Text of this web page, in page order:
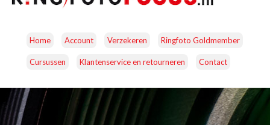
Home Account Verzekeren Ringfoto Goldmember
Cursussen Klantenservice en retourneren Contact
CAMERA’S OBJECTIEVEN ACCESSOIRES